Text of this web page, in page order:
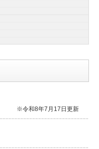
】 ※令和8年7月17日更新